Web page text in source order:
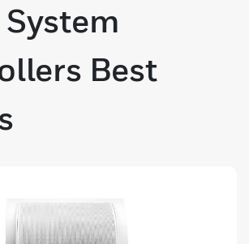
Best